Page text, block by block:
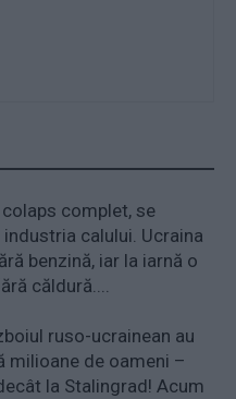
colaps complet, se
calului. Ucraina
benzină, iar la iarnă o
căldură....
ruso-ucrainean au
milioane de oameni –
la Stalingrad! Acum